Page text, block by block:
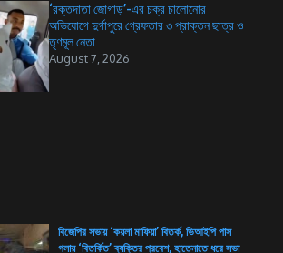
‘রক্তদাতা জোগাড়’-এর চক্র চালোনোর
অভিযোগে দুর্গাপুরে গ্রেফতার ৩ প্রাক্তন ছাত্র ও
তৃণমূল নেতা
August 7, 2026
বিজেপির সভায় ‘কয়লা মাফিয়া’ বিতর্ক, ভিআইপি পাস
গলায় ‘বিতর্কিত’ ব্যক্তির প্রবেশ, হাতেনাতে ধরে সভা